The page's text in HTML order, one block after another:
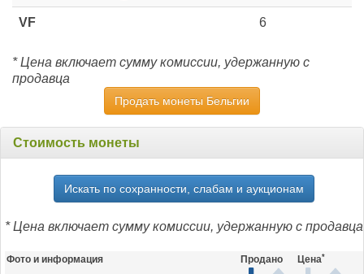
VF 6
* Цена включает сумму комиссии, удержанную с
продавца
Продать монеты Бельгии
Стоимость монеты
Искать по сохранности, слабам и аукционам
* Цена включает сумму комиссии, удержанную с продавца
Фото и информация Продано Цена*